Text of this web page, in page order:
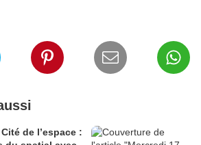
de l’espace :